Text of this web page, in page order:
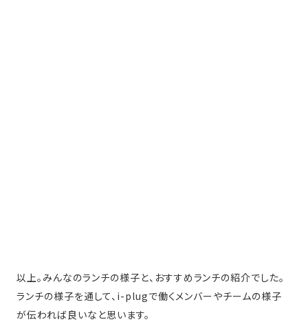
以上。みんなのランチの様子と、おすすめランチの紹介でした。
ランチの様子を通して、i-plugで働くメンバーやチームの様子
が伝われば良いなと思います。